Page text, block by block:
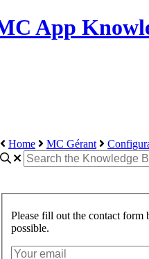
App
Home
MC Gérant
Please fill out the contact
possible.